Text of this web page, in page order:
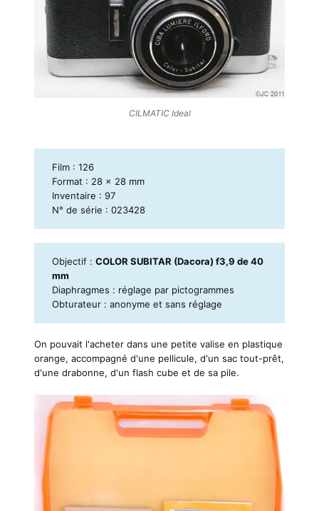
CILMATIC Ideal
Film : 126
Format : 28 x 28 mm
Inventaire : 97
N° de série : 023428
Objectif : COLOR SUBITAR (Dacora) f3,9 de 40
mm
Diaphragmes : réglage par pictogrammes
Obturateur : anonyme et sans réglage
On pouvait l'acheter dans une petite valise en plastique
orange, accompagné d'une pellicule, d'un sac tout-prêt,
d'une drabonne, d'un flash cube et de sa pile.